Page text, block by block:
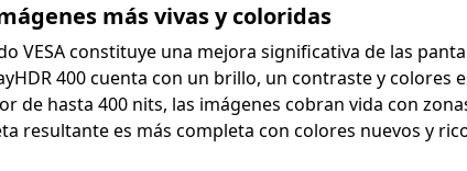
más vivas y coloridas
VESA constituye una mejora significativa de las
400 cuenta con un brillo, un contraste y colores
de hasta 400 nits, las imágenes cobran vida con
resultante es más completa con colores nuevos y